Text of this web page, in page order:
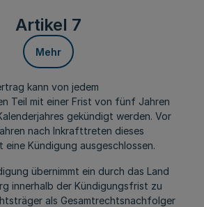
Artikel 7
Mehr
kann von jedem
Teil mit einer Frist von fünf Jahren
gekündigt werden. Vor
nach Inkrafttreten dieses
Kündigung ausgeschlossen.
übernimmt ein durch das Land
innerhalb der Kündigungsfrist zu
als Gesamtrechtsnachfolger